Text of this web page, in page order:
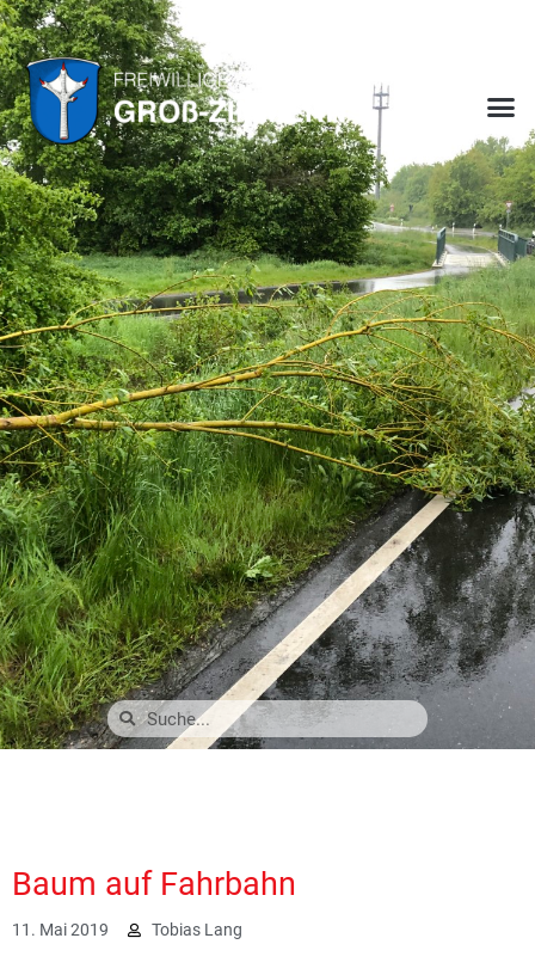
Baum auf Fahrbahn
11. Mai 2019 Tobias Lang